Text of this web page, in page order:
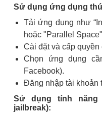
Sử dụng ứng dụng
Tải ứng dụng như
hoặc "Parallel
Cài đặt và cấp
Chọn ứng dụng
Facebook).
Đăng nhập tài khoản
Sử dụng tính
jailbreak):